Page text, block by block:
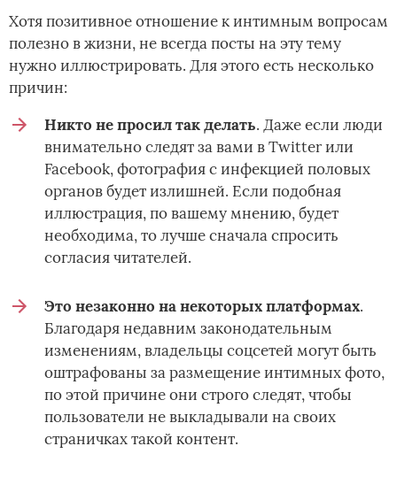
Хотя позитивное отношение к интимным вопросам
полезно в жизни, не всегда посты на эту тему
нужно иллюстрировать. Для этого есть несколько
причин:
Никто не просил так делать. Даже если люди
внимательно следят за вами в Twitter или
Facebook, фотография с инфекцией половых
органов будет излишней. Если подобная
иллюстрация, по вашему мнению, будет
необходима, то лучше сначала спросить
согласия читателей.
Это незаконно на некоторых платформах.
Благодаря недавним законодательным
изменениям, владельцы соцсетей могут быть
оштрафованы за размещение интимных фото,
по этой причине они строго следят, чтобы
пользователи не выкладывали на своих
страничках такой контент.